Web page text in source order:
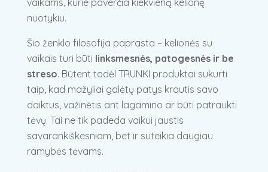
vaikams, kurie paverčia kiekvieną kelionę
nuotykiu.
Šio ženklo filosofija paprasta – kelionės su
vaikais turi būti linksmesnės, patogesnės ir be
streso. Būtent todėl TRUNKI produktai sukurti
taip, kad mažyliai galėtų patys krautis savo
daiktus, važinėtis ant lagamino ar būti patraukti
tėvų. Tai ne tik padeda vaikui jaustis
savarankiškesniam, bet ir suteikia daugiau
ramybės tėvams.